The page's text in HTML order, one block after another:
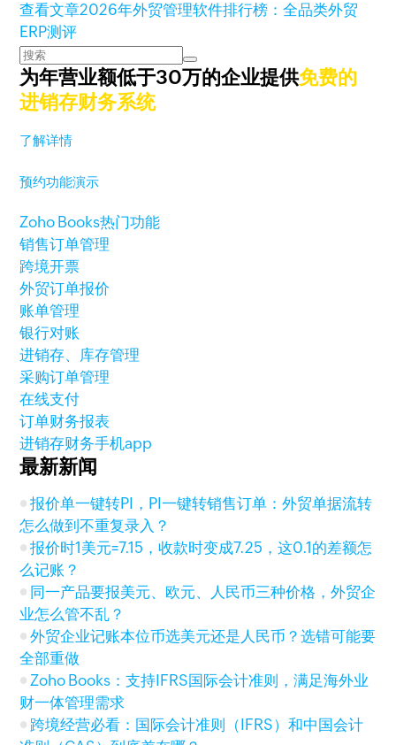
查看文章2026年外贸管理软件排行榜：全品类外贸
ERP测评
为年营业额低于30万的企业提供免费的
进销存财务系统
了解详情
预约功能演示
Zoho Books热门功能
销售订单管理
跨境开票
外贸订单报价
账单管理
银行对账
进销存、库存管理
采购订单管理
在线支付
订单财务报表
进销存财务手机app
最新新闻
报价单一键转PI，PI一键转销售订单：外贸单据流转
怎么做到不重复录入？
报价时1美元=7.15，收款时变成7.25，这0.1的差额怎
么记账？
同一产品要报美元、欧元、人民币三种价格，外贸企
业怎么管不乱？
外贸企业记账本位币选美元还是人民币？选错可能要
全部重做
Zoho Books：支持IFRS国际会计准则，满足海外业
财一体管理需求
跨境经营必看：国际会计准则（IFRS）和中国会计